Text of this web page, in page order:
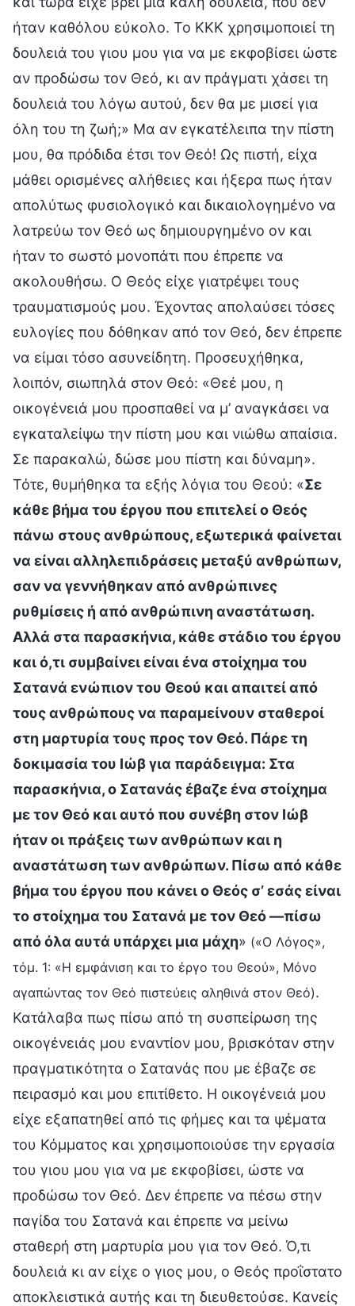
ήταν καθόλου εύκολο. Το ΚΚΚ χρησιμοποιεί τη
δουλειά του γιου μου για να με εκφοβίσει ώστε
αν προδώσω τον Θεό, κι αν πράγματι χάσει τη
δουλειά του λόγω αυτού, δεν θα με μισεί για
όλη του τη ζωή;» Μα αν εγκατέλειπα την πίστη
μου, θα πρόδιδα έτσι τον Θεό! Ως πιστή, είχα
μάθει ορισμένες αλήθειες και ήξερα πως ήταν
απολύτως φυσιολογικό και δικαιολογημένο να
λατρεύω τον Θεό ως δημιουργημένο ον και
ήταν το σωστό μονοπάτι που έπρεπε να
ακολουθήσω. Ο Θεός είχε γιατρέψει τους
τραυματισμούς μου. Έχοντας απολαύσει τόσες
ευλογίες που δόθηκαν από τον Θεό, δεν έπρεπε
να είμαι τόσο ασυνείδητη. Προσευχήθηκα,
λοιπόν, σιωπηλά στον Θεό: «Θεέ μου, η
οικογένειά μου προσπαθεί να μ’ αναγκάσει να
εγκαταλείψω την πίστη μου και νιώθω απαίσια.
Σε παρακαλώ, δώσε μου πίστη και δύναμη».
Τότε, θυμήθηκα τα εξής λόγια του Θεού: «Σε
κάθε βήμα του έργου που επιτελεί ο Θεός
πάνω στους ανθρώπους, εξωτερικά φαίνεται
να είναι αλληλεπιδράσεις μεταξύ ανθρώπων,
σαν να γεννήθηκαν από ανθρώπινες
ρυθμίσεις ή από ανθρώπινη αναστάτωση.
Αλλά στα παρασκήνια, κάθε στάδιο του έργου
και ό,τι συμβαίνει είναι ένα στοίχημα του
Σατανά ενώπιον του Θεού και απαιτεί από
τους ανθρώπους να παραμείνουν σταθεροί
στη μαρτυρία τους προς τον Θεό. Πάρε τη
δοκιμασία του Ιώβ για παράδειγμα: Στα
παρασκήνια, ο Σατανάς έβαζε ένα στοίχημα
με τον Θεό και αυτό που συνέβη στον Ιώβ
ήταν οι πράξεις των ανθρώπων και η
αναστάτωση των ανθρώπων. Πίσω από κάθε
βήμα του έργου που κάνει ο Θεός σ’ εσάς είναι
το στοίχημα του Σατανά με τον Θεό —πίσω
από όλα αυτά υπάρχει μια μάχη» («Ο Λόγος»,
τόμ. 1: «Η εμφάνιση και το έργο του Θεού», Μόνο
αγαπώντας τον Θεό πιστεύεις αληθινά στον Θεό).
Κατάλαβα πως πίσω από τη συσπείρωση της
οικογένειάς μου εναντίον μου, βρισκόταν στην
πραγματικότητα ο Σατανάς που με έβαζε σε
πειρασμό και μου επιτίθετο. Η οικογένειά μου
είχε εξαπατηθεί από τις φήμες και τα ψέματα
του Κόμματος και χρησιμοποιούσε την εργασία
του γιου μου για να με εκφοβίσει, ώστε να
προδώσω τον Θεό. Δεν έπρεπε να πέσω στην
παγίδα του Σατανά και έπρεπε να μείνω
σταθερή στη μαρτυρία μου για τον Θεό. Ό,τι
δουλειά κι αν είχε ο γιος μου, ο Θεός προΐστατο
αποκλειστικά αυτής και τη διευθετούσε. Κανείς